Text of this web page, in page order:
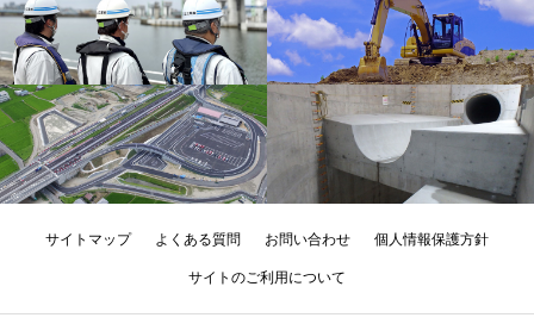
サイトマップ よくある質問 お問い合わせ 個人情報保護方針
サイトのご利用について